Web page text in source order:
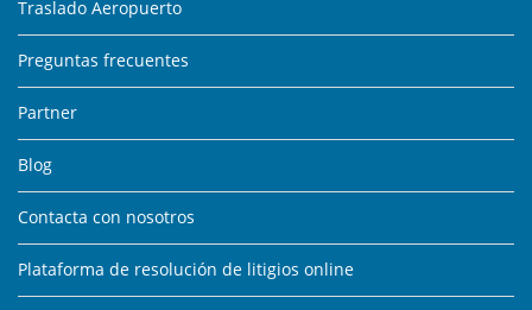
Traslado Aeropuerto
Preguntas frecuentes
Partner
Blog
Contacta con nosotros
Plataforma de resolución de litigios online